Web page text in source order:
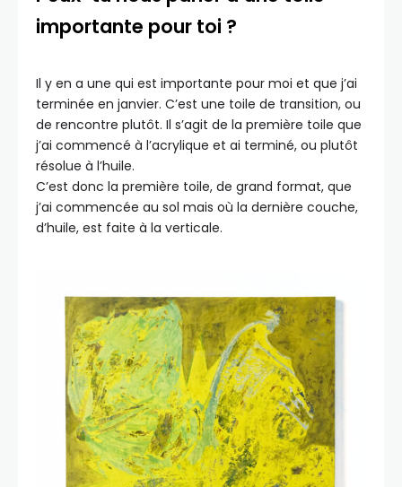
importante pour toi ?
Il y en a une qui est importante pour moi et que j’ai
terminée en janvier. C’est une toile de transition, ou
de rencontre plutôt. Il s’agit de la première toile que
j’ai commencé à l’acrylique et ai terminé, ou plutôt
résolue à l’huile.
C’est donc la première toile, de grand format, que
j’ai commencée au sol mais où la dernière couche,
d’huile, est faite à la verticale.